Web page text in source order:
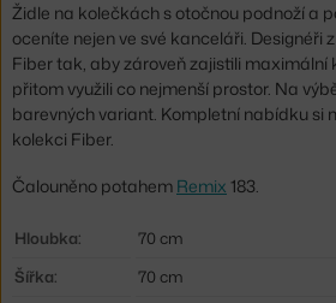
Židle na kolečkách s otočnou podnoží a
oceníte nejen ve své kanceláři. Designéři
Fiber tak, aby zároveň zajistili maximální
přitom využili co nejmenší prostor. Na
barevných variant. Kompletní nabídku si
kolekci Fiber.
Čalouněno potahem Remix 183.
Hloubka:
70 cm
Šířka:
70 cm